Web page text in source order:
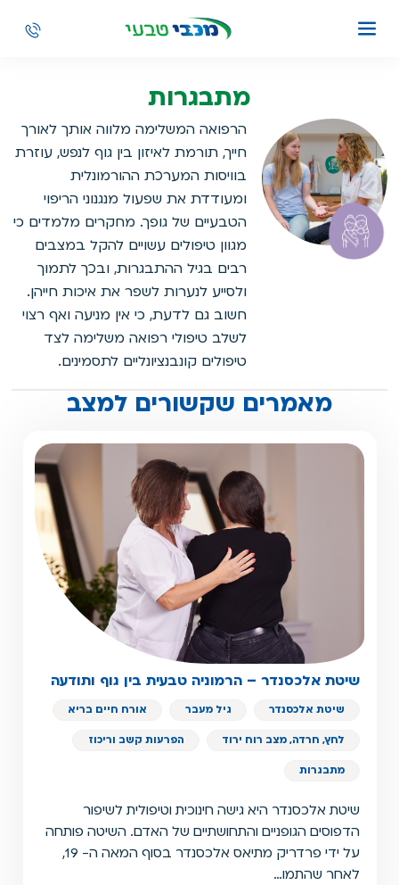
מתבגרות
הרפואה המשלימה מלווה אותך לאורך
חייך, תורמת לאיזון בין גוף לנפש, עוזרת
בוויסות המערכת ההורמונלית
ומעודדת את שפעול מנגנוני הריפוי
הטבעיים של גופך. מחקרים מלמדים כי
מגוון טיפולים עשויים להקל במצבים
רבים בגיל ההתבגרות, ובכך לתמוך
ולסייע לנערות לשפר את איכות חייהן.
חשוב גם לדעת, כי אין מניעה ואף רצוי
לשלב טיפולי רפואה משלימה לצד
טיפולים קונבנציונליים לתסמינים.
מאמרים שקשורים למצב
שיטת אלכסנדר – הרמוניה טבעית בין גוף ותודעה
שיטת אלכסנדר גיל מעבר אורח חיים בריא
לחץ, חרדה, מצב רוח ירוד הפרעות קשב וריכוז
מתבגרות
שיטת אלכסנדר היא גישה חינוכית וטיפולית לשיפור
הדפוסים הגופניים והתחושתיים של האדם. השיטה פותחה
על ידי פרדריק מתיאס אלכסנדר בסוף המאה ה- 19,
לאחר שהתמו…